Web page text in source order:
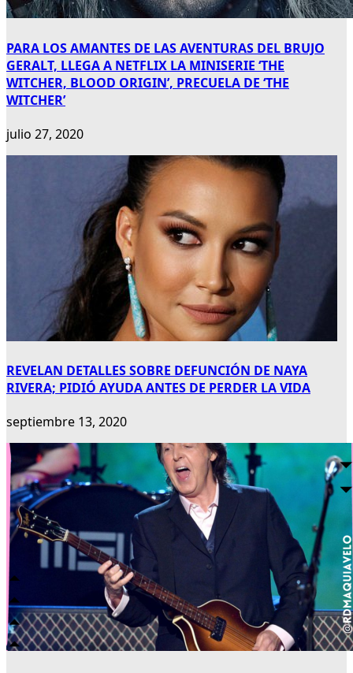
PARA LOS AMANTES DE LAS AVENTURAS DEL BRUJO
GERALT, LLEGA A NETFLIX LA MINISERIE ‘THE
WITCHER, BLOOD ORIGIN’, PRECUELA DE ‘THE
WITCHER’
julio 27, 2020
REVELAN DETALLES SOBRE DEFUNCIÓN DE NAYA
RIVERA; PIDIÓ AYUDA ANTES DE PERDER LA VIDA
septiembre 13, 2020